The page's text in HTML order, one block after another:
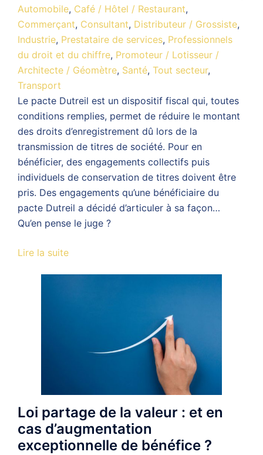
Automobile, Café / Hôtel / Restaurant,
Commerçant, Consultant, Distributeur / Grossiste,
Industrie, Prestataire de services, Professionnels
du droit et du chiffre, Promoteur / Lotisseur /
Architecte / Géomètre, Santé, Tout secteur,
Transport
Le pacte Dutreil est un dispositif fiscal qui, toutes
conditions remplies, permet de réduire le montant
des droits d’enregistrement dû lors de la
transmission de titres de société. Pour en
bénéficier, des engagements collectifs puis
individuels de conservation de titres doivent être
pris. Des engagements qu’une bénéficiaire du
pacte Dutreil a décidé d’articuler à sa façon…
Qu’en pense le juge ?
Lire la suite
Loi partage de la valeur : et en
cas d’augmentation
exceptionnelle de bénéfice ?